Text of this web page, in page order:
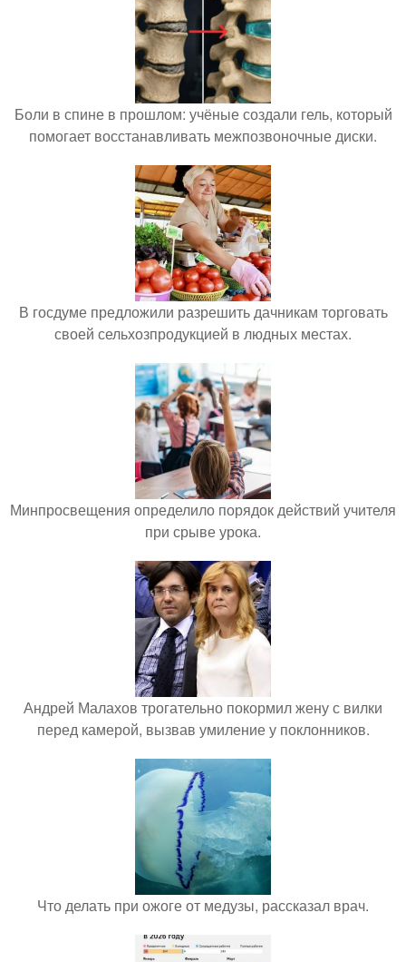
Боли в спине в прошлом: учёные создали гель, который
помогает восстанавливать межпозвоночные диски.
В госдуме предложили разрешить дачникам торговать
своей сельхозпродукцией в людных местах.
Минпросвещения определило порядок действий учителя
при срыве урока.
Андрей Малахов трогательно покормил жену с вилки
перед камерой, вызвав умиление у поклонников.
Что делать при ожоге от медузы, рассказал врач.